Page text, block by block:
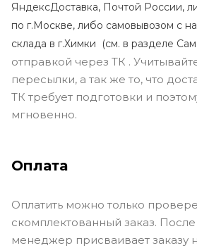
ЯндексДоставка, Почтой России,
по г.Москве, либо самовывозом с
склада в г.Химки (см. в разделе
отправкой через ТК .
пересылки, а так же то, что
ТК требует подготовки и
мгновенно.
Оплата
Оплатить можно только
скомплектованный заказ.
менеджер присваивает заказу